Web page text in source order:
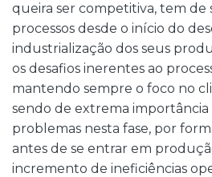
queira ser competitiva, tem de
processos desde o início do
industrialização dos seus
os desafios inerentes ao
mantendo sempre o foco no
sendo de extrema importância
problemas nesta fase, por
antes de se entrar em
incremento de ineficiências